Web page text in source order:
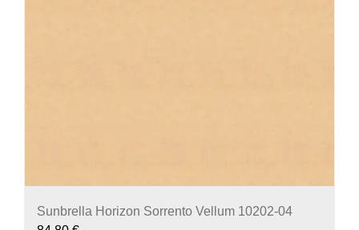
Sunbrella Horizon Sorrento Vellum 10202-04